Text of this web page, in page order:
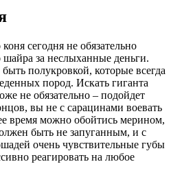
сегодня не обязательно
шайра за неслыханные деньги.
полукровкой, которые всегда
пород. Искать гиганта
не обязательно – подойдет
вы не с сарацинами воевать
время можно обойтись мерином,
быть не запуганным, и с
очень чувствительные губы
реагировать на любое